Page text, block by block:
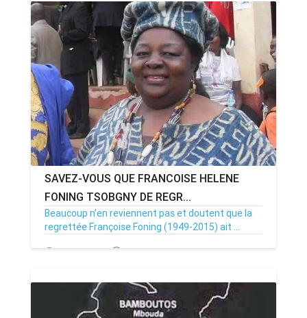
SAVEZ-VOUS QUE FRANCOISE HELENE
FONING TSOBGNY DE REGR...
Beaucoup n’en reviennent pas et doutent que la
regrettée Françoise Foning (1949-2015) ait ...
25/01/21 Par MenouActu 0